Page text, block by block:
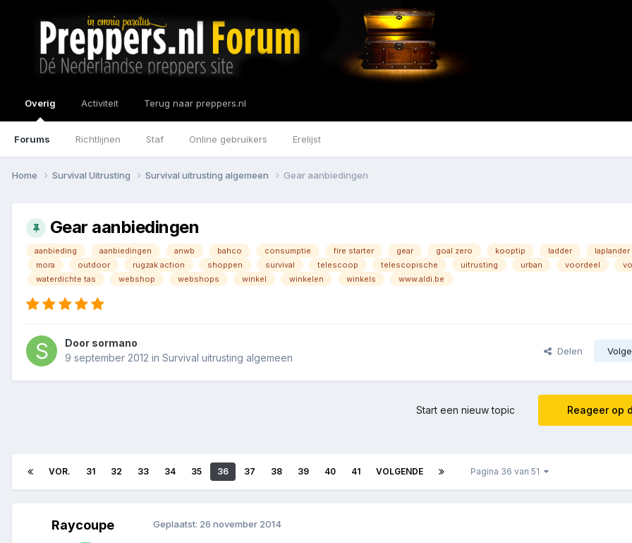
Overig
Forums Richtlijnen Staf Online gebruikers Erelijst
Activiteit Terug naar preppers.nl
Home Survival Uitrusting Survival uitrusting algemeen Gear aanbiedingen
Gear aanbiedingen
aanbieding aanbiedingen anwb bahco consumptie fire starter gear goal zero kooptip ladder laplander
mora
outdoor rugzak action shoppen survival telescoop telescopische uitrusting urban voordeel
waterdichte tas
webshop webshops winkel winkelen winkels www.aldi.be
Door sormano
9 september 2012 in Survival uitrusting algemeen
Delen
Reageer op
Start een nieuw topic
VOR. 31 32 33 34 35 36 37 38 39 40 41 VOLGENDE Pagina 36 van 51
Raycoupe Geplaatst: 26 november 2014